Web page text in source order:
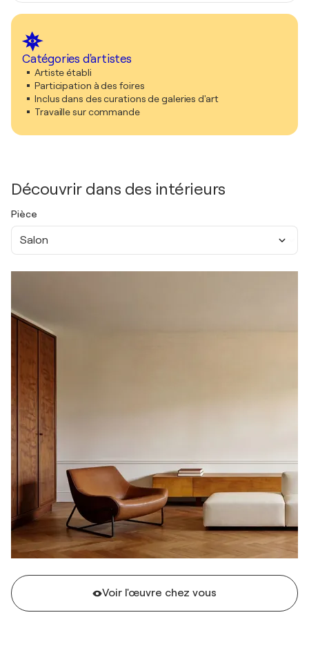
Catégories d'artistes
Artiste établi
Participation à des foires
Inclus dans des curations de galeries d'art
Travaille sur commande
Découvrir dans des intérieurs
Pièce
Salon
Voir l'œuvre chez vous